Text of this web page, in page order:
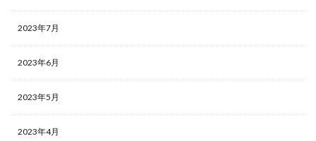
2023年7月
2023年6月
2023年5月
2023年4月